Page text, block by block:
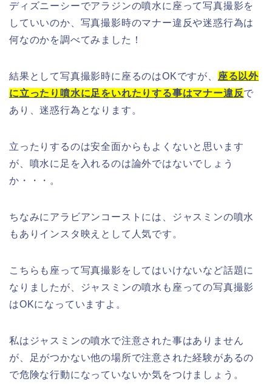
ディズニーシーでアラジンの噴水に座って写真撮影を
していいのか、写真撮影時のマナー違反や迷惑行為は
何なのかを調べてみました！
結果として写真撮影時に座るのはOKですが、 座る以外
に立ったり噴水に足をいれたりする事はマナー違反で
あり、迷惑行為となります。
立ったりするのは安全面からもよくないと思います
が、噴水に足を入れるのは論外ではないでしょう
か・・・。
ちなみにアラビアンコーストには、ジャスミンの噴水
もありインスタ映えとして人気です。
こちらも座って写真撮影をしてはいけないなど話題に
なりましたが、ジャスミンの噴水も座っての写真撮影
はOKになっていますよ。
私はジャスミンの噴水で注意された事はありません
が、足がつかない他の場所で注意された経験があるの
で危険な行動になっていないか気をつけましょう。